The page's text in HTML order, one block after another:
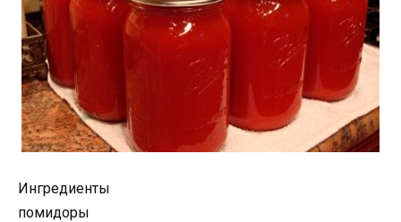
Ингредиенты
помидоры